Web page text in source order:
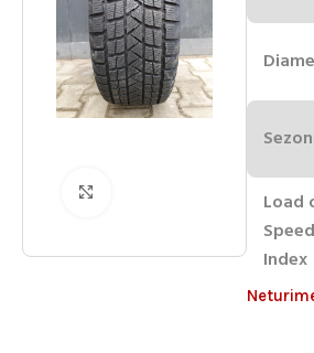
Spustelėkite norėdamiLoad
Speed
Index